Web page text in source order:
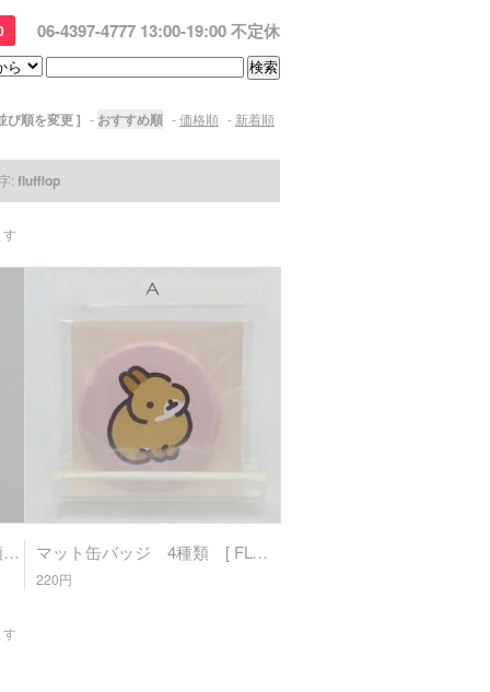
06-4397-4777 13:00-19:00 不定休
び順を変更 ] - おすすめ順 -価格順 - 新着順
: flufflop
アクリルキーホルダー 4種類 [ FLUFFLOP ] マット缶バッジ 4種類 [ FLUFFLOP ]
220円